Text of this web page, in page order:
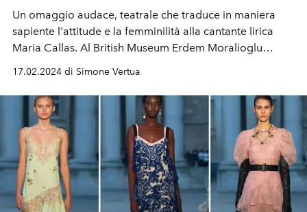
Un omaggio audace, teatrale che traduce in maniera
sapiente l'attitude e la femminilità alla cantante lirica
Maria Callas. Al British Museum Erdem Moralioglu
17.02.2024 di Simone Vertua